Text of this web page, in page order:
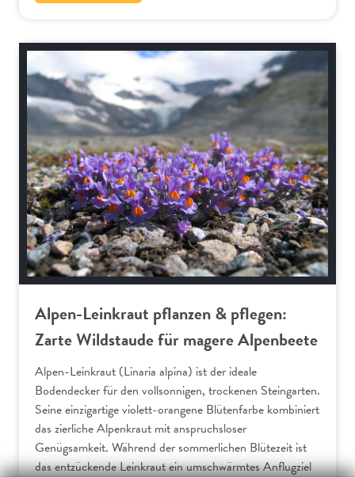
Alpenflora
Alpen-Leinkraut pflanzen & pflegen:
Zarte Wildstaude für magere Alpenbeete
Alpen-Leinkraut (Linaria alpina) ist der ideale
Bodendecker für den vollsonnigen, trockenen Steingarten.
Seine einzigartige violett-orangene Blütenfarbe kombiniert
das zierliche Alpenkraut mit anspruchsloser
Genügsamkeit. Während der sommerlichen Blütezeit ist
das entzückende Leinkraut ein umschwärmtes Anflugziel